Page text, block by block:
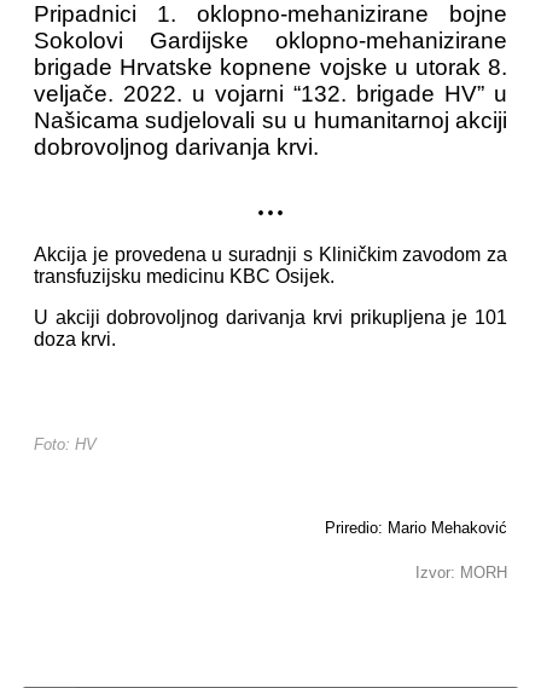
Pripadnici 1. oklopno-mehanizirane bojne
Sokolovi Gardijske oklopno-mehanizirane
brigade Hrvatske kopnene vojske u utorak 8.
veljače. 2022. u vojarni “132. brigade HV” u
Našicama sudjelovali su u humanitarnoj akciji
dobrovoljnog darivanja krvi.
...
Akcija je provedena u suradnji s Kliničkim zavodom za
transfuzijsku medicinu KBC Osijek.
U akciji dobrovoljnog darivanja krvi prikupljena je 101
doza krvi.
Foto: HV
Priredio: Mario Mehaković
Izvor: MORH